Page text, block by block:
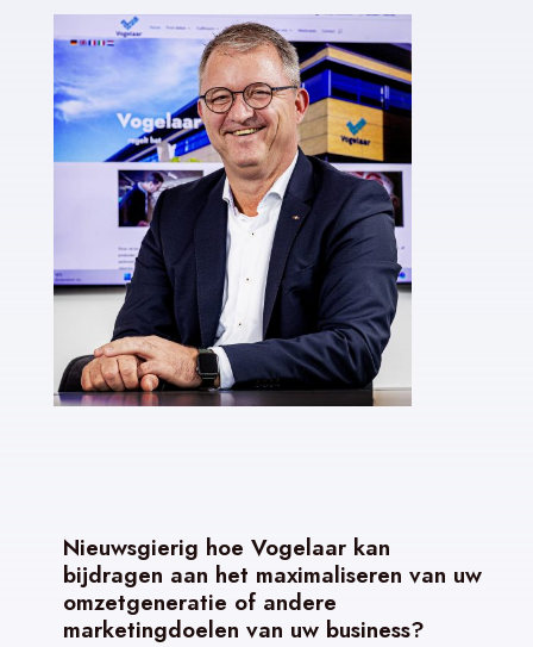
Nieuwsgierig hoe Vogelaar kan
bijdragen aan het maximaliseren van uw
omzetgeneratie of andere
marketingdoelen van uw business?